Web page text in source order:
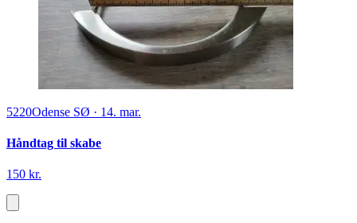
5220Odense SØ · 14. mar.
Håndtag til skabe
150 kr.